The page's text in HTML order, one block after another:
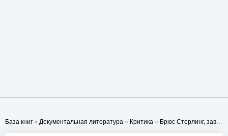
База книг » Документальная литература » Критика » Брюс Стерлинг, зав. агитпропом